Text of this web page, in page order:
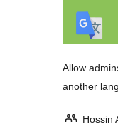
Allow
another
Hossin